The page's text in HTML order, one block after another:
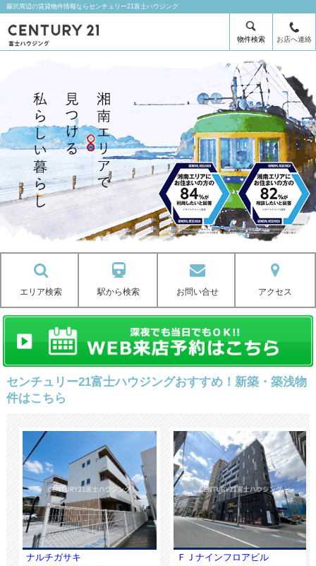
藤沢周辺の賃貸物件情報ならセンチュリー21富士ハウジング
物件検索 お店へ連絡
エリア検索 駅から検索 お問い合せ アクセス
センチュリー21富士ハウジングおすすめ！新築・築浅物
件はこちら
ナルチガサキ ＦＪナインフロアビル